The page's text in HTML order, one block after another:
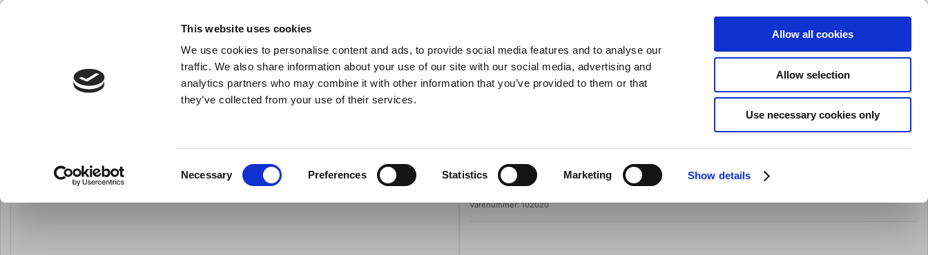
This website uses cookies
We use cookies to personalise content and ads, to provide social media features and to analyse our
traffic. We also share information about your use of our site with our social media, advertising and
analytics partners who may combine it with other information that you’ve provided to them or that
they’ve collected from your use of their services.
Necessary Preferences Statistics Marketing Show details
Allow all cookies
Allow selection
Use necessary cookies only
- Køkkenudstyr til professionelle og entusiaster Søg Indkøbskurv (0)
Køkkenredskaber Gryder & Pander Grill Barudstyr Tilbud Brands Slibning
Steel-Function
Konisk rustfri skål
Varenummer:102020